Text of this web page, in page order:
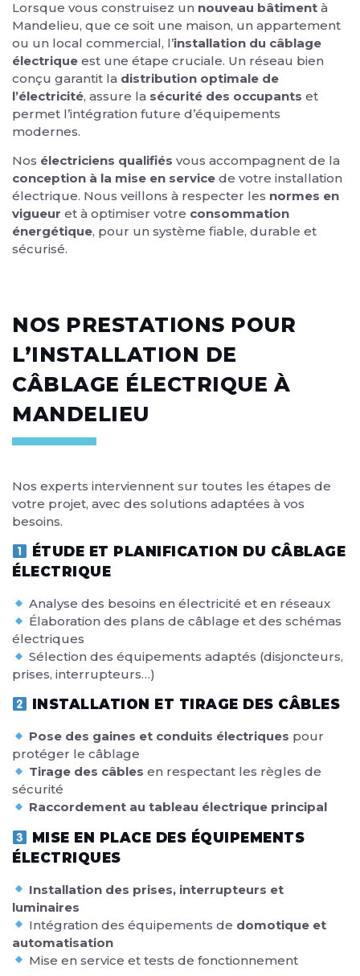
Lorsque vous construisez un nouveau bâtiment à
Mandelieu, que ce soit une maison, un appartement
ou un local commercial, l’installation du câblage
électrique est une étape cruciale. Un réseau bien
conçu garantit la distribution optimale de
l’électricité, assure la sécurité des occupants et
permet l’intégration future d’équipements
modernes.
Nos électriciens qualifiés vous accompagnent de la
conception à la mise en service de votre installation
électrique. Nous veillons à respecter les normes en
vigueur et à optimiser votre consommation
énergétique, pour un système fiable, durable et
sécurisé.
NOS PRESTATIONS POUR
L’INSTALLATION DE
CÂBLAGE ÉLECTRIQUE À
MANDELIEU
Nos experts interviennent sur toutes les étapes de
votre projet, avec des solutions adaptées à vos
besoins.
ÉTUDE ET PLANIFICATION DU CÂBLAGE
ÉLECTRIQUE
Analyse des besoins en électricité et en réseaux
Élaboration des plans de câblage et des schémas
électriques
Sélection des équipements adaptés (disjoncteurs,
prises, interrupteurs…)
INSTALLATION ET TIRAGE DES CÂBLES
Pose des gaines et conduits électriques pour
protéger le câblage
Tirage des câbles en respectant les règles de
sécurité
Raccordement au tableau électrique principal
MISE EN PLACE DES ÉQUIPEMENTS
ÉLECTRIQUES
Installation des prises, interrupteurs et
luminaires
Intégration des équipements de domotique et
automatisation
Mise en service et tests de fonctionnement